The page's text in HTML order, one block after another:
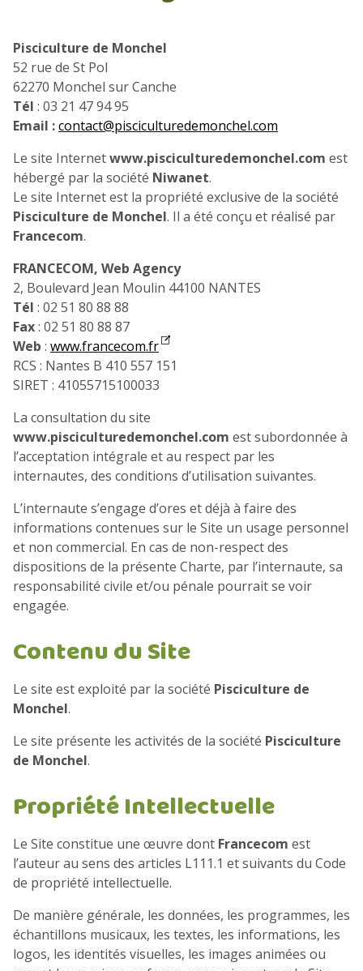
Pisciculture de Monchel
52 rue de St Pol
62270 Monchel sur Canche
Tél : 03 21 47 94 95
Email :contact@pisciculturedemonchel.com
Le site Internetwww.pisciculturedemonchel.com est
hébergé par la société Niwanet.
Le site Internet est la propriété exclusive de la société
Pisciculture de Monchel. Il a été conçu et réalisé par
Francecom.
FRANCECOM, Web Agency
2, Boulevard Jean Moulin 44100 NANTES
Tél : 02 51 80 88 88
Fax: 02 51 80 88 87
Web : www.francecom.fr
RCS : Nantes B 410 557 151
SIRET : 41055715100033
La consultation du site
www.pisciculturedemonchel.com est subordonnée à
l’acceptation intégrale et au respect par les
internautes, des conditions d’utilisation suivantes.
L’internaute s’engage d’ores et déjà à faire des
informations contenues sur le Site un usage personnel
et non commercial. En cas de non-respect des
dispositions de la présente Charte, par l’internaute, sa
responsabilité civile et/ou pénale pourrait se voir
engagée.
Contenu du Site
Le site est exploité par la société Pisciculture de
Monchel.
Le site présente les activités de la société Pisciculture
de Monchel.
Propriété Intellectuelle
Le Site constitue une œuvre dont Francecom est
l’auteur au sens des articles L111.1 et suivants du Code
de propriété intellectuelle.
De manière générale, les données, les programmes, les
échantillons musicaux, les textes, les informations, les
logos, les identités visuelles, les images animées ou